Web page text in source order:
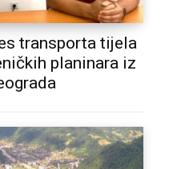
transporta tijela
planinara iz